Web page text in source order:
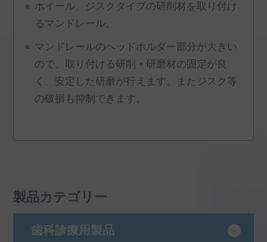
製品カテゴリー
歯科診療用製品
ホイール、ジスクタイプの研削材を取り付け
るマンドレール。
マンドレールのヘッドホルダー部分が大きい
ので、取り付ける研削・研磨材の固定が良
く、安定した研磨が行えます。またジスク等
の破損も抑制できます。